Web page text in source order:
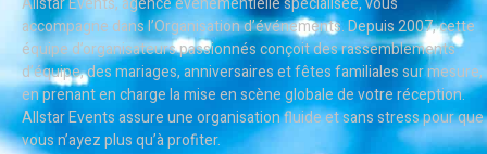
accompagne dans l’Organisation d’événements. Depuis 2007, cette
équipe d’organisateurs passionnés conçoit des rassemblements
d’équipe, des mariages, anniversaires et fêtes familiales sur mesure,
en prenant en charge la mise en scène globale de votre réception.
Allstar Events assure une organisation fluide et sans stress pour que
vous n’ayez plus qu’à profiter.